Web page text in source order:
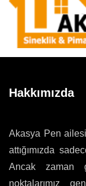
Hakkımızda
Akasya Pen
attığımızda
Ancak zaman
noktalarımız